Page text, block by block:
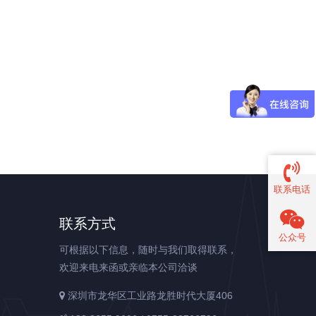
联系方式
可根据以下信息，随时与我们取得联系，
欢迎来电来函或亲临本公司洽谈
深圳市龙华区工业路龙胜时代大厦406
联系电话
公众号